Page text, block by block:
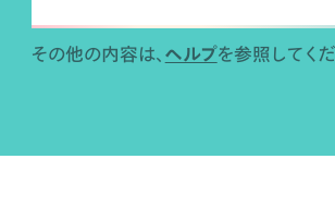
その他の内容は、 ヘルプを参照してく